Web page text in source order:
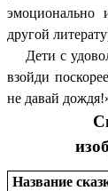
эмоционально
другой
Дети с
взойди
не давай
Название